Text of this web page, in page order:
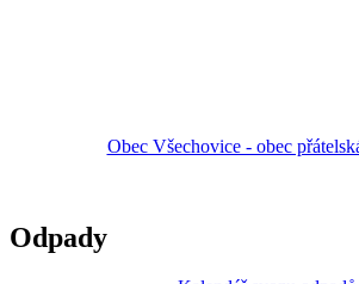
Obec Všechovice - obec
Odpady